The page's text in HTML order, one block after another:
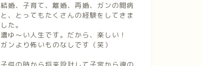
結婚、子育て、離婚、再婚、ガンの闘病
と、とってもたくさんの経験をしてきま
した。
濃ゆ〜い人生です。だから、楽しい！
ガンより怖いものなしです（笑）